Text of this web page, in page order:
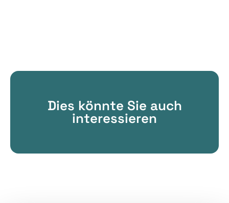
Dies könnte Sie auch
interessieren